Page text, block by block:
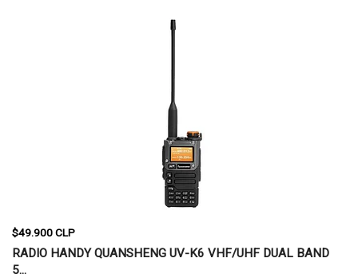
$49.900 CLP
RADIO HANDY QUANSHENG UV-K6 VHF/UHF DUAL BAND
5...